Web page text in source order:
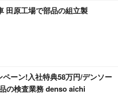
田原工場で部品の組立製
ーン!入社特典58万円/デンソー
の検査業務 denso aichi